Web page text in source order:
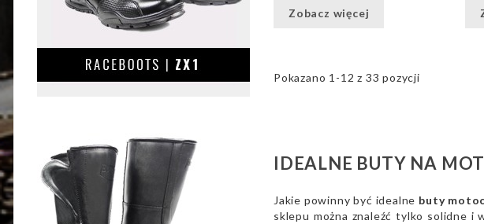
Zobacz więcej
Pokazano 1-12 z 33 pozycji
IDEALNE BUTY NA
Jakie powinny być idealne buty
sklepu można znaleźć tylko solidne i